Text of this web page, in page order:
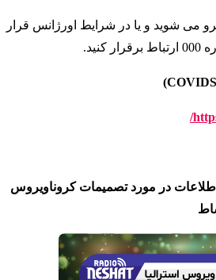
می شوید و یا در شرایط اورژانس قرار
.
در مورد تصمیمات کروناویروس